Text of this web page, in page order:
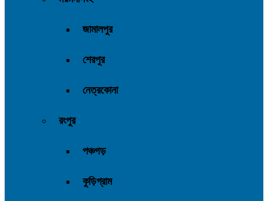
জামালপুর
শেরপুর
নেত্রকোনা
রংপুর
পঞ্চগড়
কুড়িগ্রাম